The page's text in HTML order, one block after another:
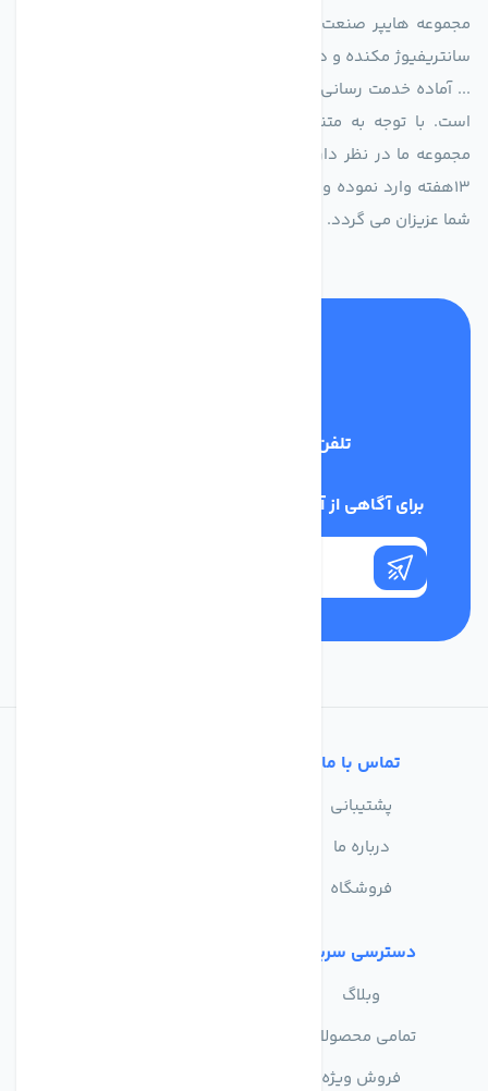
مجموعه هایپر صنعت ایران در امر تولید و واردات انواع فن های
سانتریفیوژ مکنده و دمنده آکسیال، سقفی، بین کانالی، مرغداری و
... آماده خدمت رسانی به شرکت های تولیدی، صنعتی و ساختمانی
است. با توجه به متنوع بودن فن های تولیدی کمپانی اروپایی
مجموعه ما در نظر دارد کالاهای تخصصی شما عزیزان رو در صرف
13هفته وارد نموده و این عمر باعث صرفه جویی در هزینه و زمان
شما عزیزان می گردد.
تلفن پشتیبانی
برای آگاهی از آخرین اخبار در خبرنامه ما عضو شوید
تماس با ما
پشتیبانی
درباره ما
فروشگاه
دسترسی سریع
وبلاگ
تمامی محصولات
فروش ویژه